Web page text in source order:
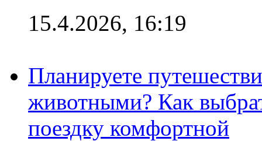
15.4.2026, 16:19
Планируете
животными? Как
поездку комфортной